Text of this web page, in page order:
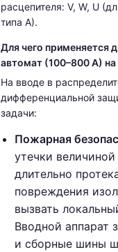
расцепителя: V, W, U
типа A).
Для чего применяется
автомат (100–800 А) на
На вводе в
дифференциальной
задачи:
Пожарная
утечки
длительно
повреждения
вызвать
Вводной аппарат
и сборные шины